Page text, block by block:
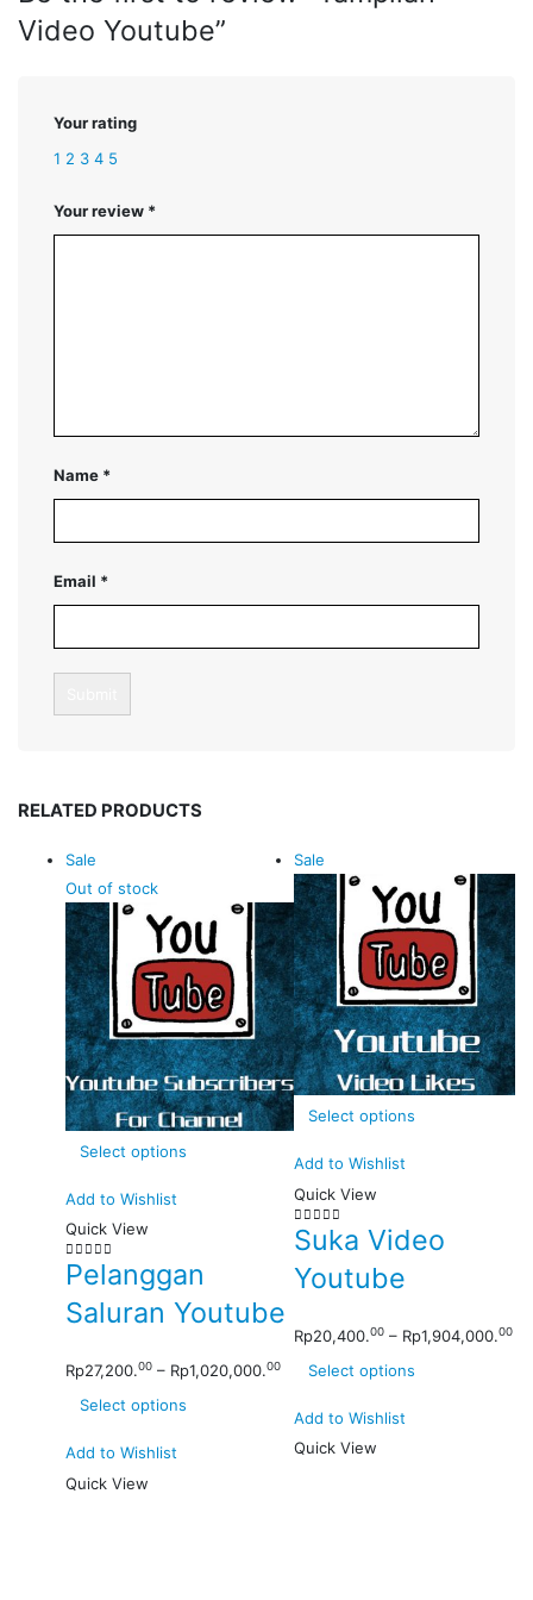
Video Youtube”
Your rating
1 2 3 4 5
Your review *
Name *
Email *
RELATED PRODUCTS
Sale
Out of stock
Select options
Add to Wishlist
Quick View
0out of 5
Pelanggan
Saluran Youtube
Rp27,200.00 – Rp1,020,000.00
Select options
Add to Wishlist
Quick View
Sale
Select options
Add to Wishlist
Quick View
0out of 5
Suka Video
Youtube
Rp20,400.00– Rp1,904,000.00
Select options
Add to Wishlist
Quick View